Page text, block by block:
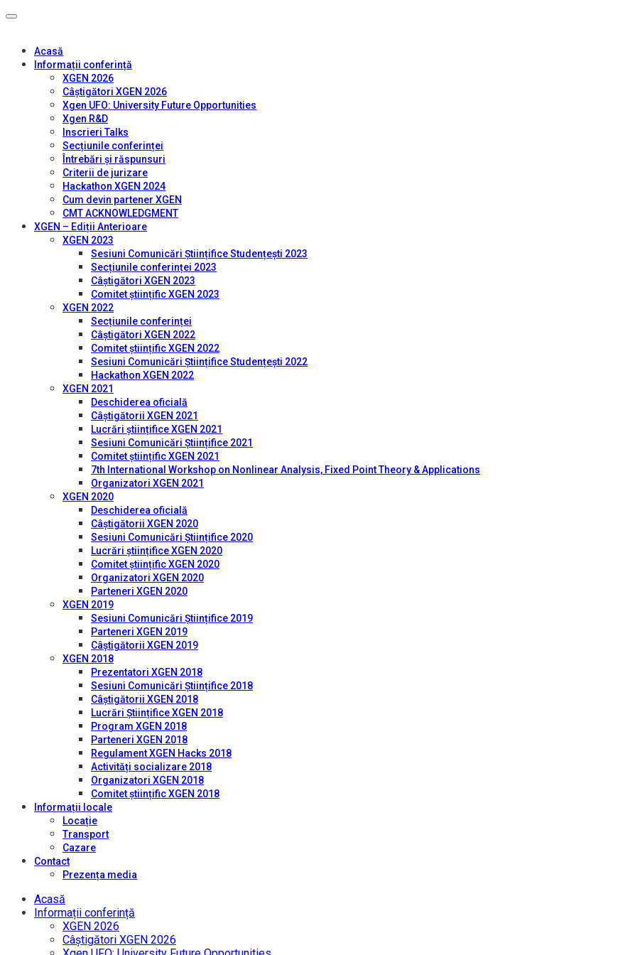
Acasă
Informații conferință
XGEN 2026
Câștigători XGEN 2026
Xgen UFO: University Future Opportunities
Xgen R&D
Inscrieri Talks
Secțiunile conferinței
Întrebări și răspunsuri
Criterii de jurizare
Hackathon XGEN 2024
Cum devin partener XGEN
CMT ACKNOWLEDGMENT
XGEN – Ediții Anterioare
XGEN 2023
Sesiuni Comunicări Științifice Studențești 2023
Secțiunile conferinței 2023
Câștigători XGEN 2023
Comitet științific XGEN 2023
XGEN 2022
Secțiunile conferinței
Câștigători XGEN 2022
Comitet științific XGEN 2022
Sesiuni Comunicări Științifice Studențești 2022
Hackathon XGEN 2022
XGEN 2021
Deschiderea oficială
Câștigătorii XGEN 2021
Lucrări științifice XGEN 2021
Sesiuni Comunicări Științifice 2021
Comitet științific XGEN 2021
7th International Workshop on Nonlinear Analysis, Fixed Point Theory & Applications
Organizatori XGEN 2021
XGEN 2020
Deschiderea oficială
Câștigătorii XGEN 2020
Sesiuni Comunicări Științifice 2020
Lucrări științifice XGEN 2020
Comitet științific XGEN 2020
Organizatori XGEN 2020
Parteneri XGEN 2020
XGEN 2019
Sesiuni Comunicări Științifice 2019
Parteneri XGEN 2019
Câștigătorii XGEN 2019
XGEN 2018
Prezentatori XGEN 2018
Sesiuni Comunicări Științifice 2018
Câștigătorii XGEN 2018
Lucrări Științifice XGEN 2018
Program XGEN 2018
Parteneri XGEN 2018
Regulament XGEN Hacks 2018
Activități socializare 2018
Organizatori XGEN 2018
Comitet științific XGEN 2018
Informații locale
Locație
Transport
Cazare
Contact
Prezența media
Acasă
Informații conferință
XGEN 2026
Câștigători XGEN 2026